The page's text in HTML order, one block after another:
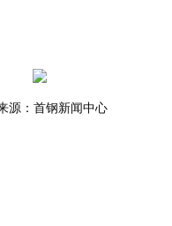
源：首钢新闻中心